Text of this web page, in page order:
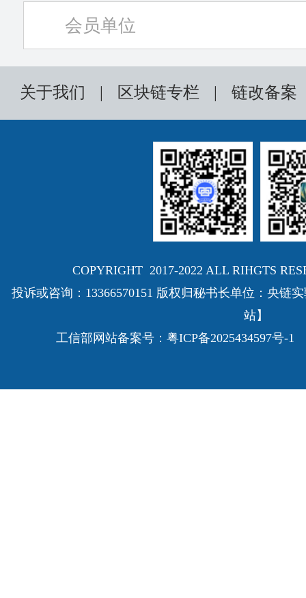
会员单位
关于我们 | 区块链专栏 | 链改备案
COPYRIGHT 2017-2022 ALL RIHGTS
投诉或咨询：13366570151 版权归秘书长单位：央链
站】
工信部网站备案号： 粤ICP备2025434597号-1